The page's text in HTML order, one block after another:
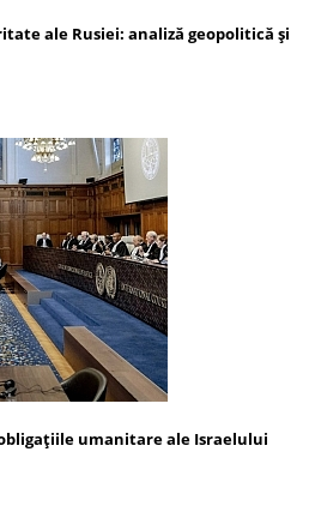
ale Rusiei: analiză geopolitică și
umanitare ale Israelului